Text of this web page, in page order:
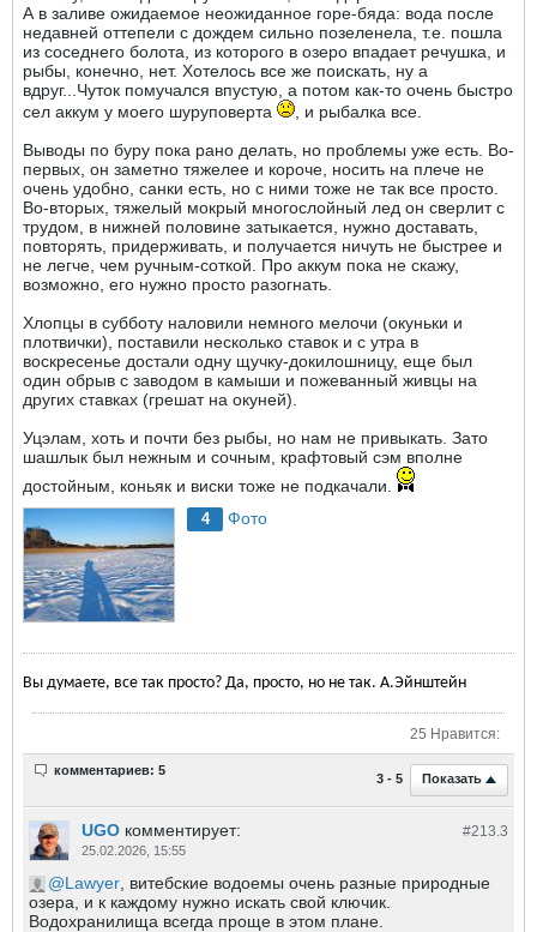
А в заливе ожидаемое неожиданное горе-бяда: вода после
недавней оттепели с дождем сильно позеленела, т.е. пошла
из соседнего болота, из которого в озеро впадает речушка, и
рыбы, конечно, нет. Хотелось все же поискать, ну а
вдруг...Чуток помучался впустую, а потом как-то очень быстро
сел аккум у моего шуруповерта
, и рыбалка все.
Выводы по буру пока рано делать, но проблемы уже есть. Во-
первых, он заметно тяжелее и короче, носить на плече не
очень удобно, санки есть, но с ними тоже не так все просто.
Во-вторых, тяжелый мокрый многослойный лед он сверлит с
трудом, в нижней половине затыкается, нужно доставать,
повторять, придерживать, и получается ничуть не быстрее и
не легче, чем ручным-соткой. Про аккум пока не скажу,
возможно, его нужно просто разогнать.
Хлопцы в субботу наловили немного мелочи (окуньки и
плотвички), поставили несколько ставок и с утра в
воскресенье достали одну щучку-докилошницу, еще был
один обрыв с заводом в камыши и пожеванный живцы на
других ставках (грешат на окуней).
Уцэлам, хоть и почти без рыбы, но нам не привыкать. Зато
шашлык был нежным и сочным, крафтовый сэм вполне
достойным, коньяк и виски тоже не подкачали.
4 Фото
Вы думаете, все так просто? Да, просто, но не так. А.Эйнштейн
25 Нравится:
3 - 5 Показать
комментариев: 5
#213.3
UGO комментирует:
25.02.2026, 15:55
Lawyer , витебские водоемы очень разные природные
озера, и к каждому нужно искать свой ключик.
Водохранилища всегда проще в этом плане.